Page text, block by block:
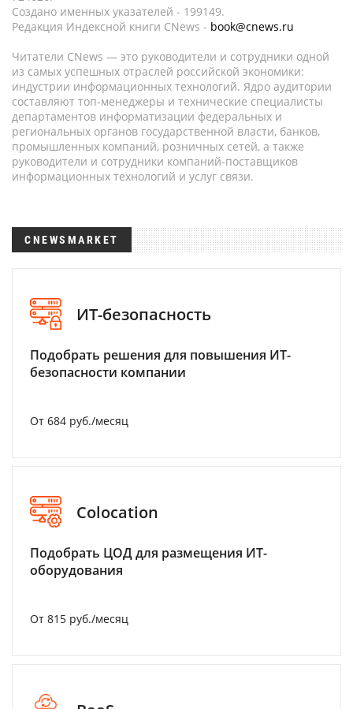
Создано именных указателей - 199149.
Редакция Индексной книги CNews - book@cnews.ru
Читатели CNews — это руководители и сотрудники одной
из самых успешных отраслей российской экономики:
индустрии информационных технологий. Ядро аудитории
составляют топ-менеджеры и технические специалисты
департаментов информатизации федеральных и
региональных органов государственной власти, банков,
промышленных компаний, розничных сетей, а также
руководители и сотрудники компаний-поставщиков
информационных технологий и услуг связи.
CNEWSMARKET
ИТ-безопасность
Подобрать решения для повышения ИТ-
безопасности компании
От 684 руб./месяц
Colocation
Подобрать ЦОД для размещения ИТ-
оборудования
От 815 руб./месяц